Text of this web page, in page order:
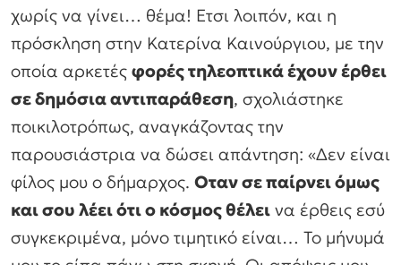
χωρίς να γίνει… θέμα! Ετσι λοιπόν, και η
πρόσκληση στην Κατερίνα Καινούργιου, με την
οποία αρκετές φορές τηλεοπτικά έχουν έρθει
σε δημόσια αντιπαράθεση, σχολιάστηκε
ποικιλοτρόπως, αναγκάζοντας την
παρουσιάστρια να δώσει απάντηση: «Δεν είναι
φίλος μου ο δήμαρχος. Οταν σε παίρνει όμως
και σου λέει ότι ο κόσμος θέλει να έρθεις εσύ
συγκεκριμένα, μόνο τιμητικό είναι… Το μήνυμά